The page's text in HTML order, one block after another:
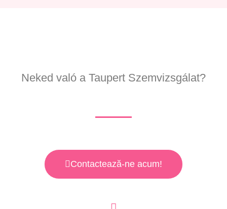
Neked való a Taupert Szemvizsgálat?
Contactează-ne acum!